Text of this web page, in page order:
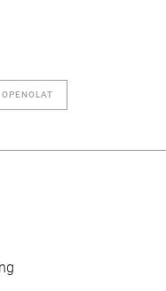
OPENOLAT